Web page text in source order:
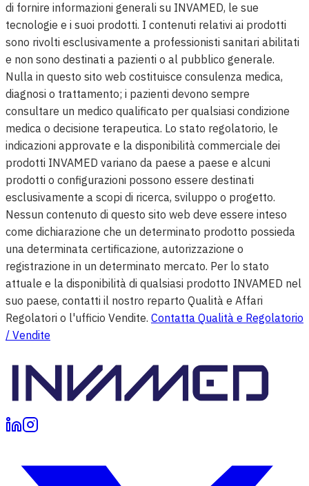
di fornire informazioni generali su INVAMED, le sue
tecnologie e i suoi prodotti. I contenuti relativi ai prodotti
sono rivolti esclusivamente a professionisti sanitari abilitati
e non sono destinati a pazienti o al pubblico generale.
Nulla in questo sito web costituisce consulenza medica,
diagnosi o trattamento; i pazienti devono sempre
consultare un medico qualificato per qualsiasi condizione
medica o decisione terapeutica. Lo stato regolatorio, le
indicazioni approvate e la disponibilità commerciale dei
prodotti INVAMED variano da paese a paese e alcuni
prodotti o configurazioni possono essere destinati
esclusivamente a scopi di ricerca, sviluppo o progetto.
Nessun contenuto di questo sito web deve essere inteso
come dichiarazione che un determinato prodotto possieda
una determinata certificazione, autorizzazione o
registrazione in un determinato mercato. Per lo stato
attuale e la disponibilità di qualsiasi prodotto INVAMED nel
suo paese, contatti il nostro reparto Qualità e Affari
Regolatori o l'ufficio Vendite. Contatta Qualità e Regolatorio
/ Vendite